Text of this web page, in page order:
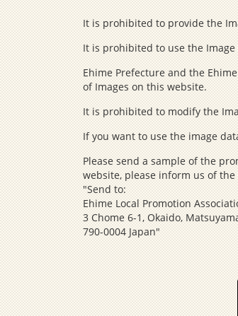
It is prohibited to provide the
It is prohibited to use the
Ehime Prefecture and the
of Images on this website.
It is prohibited to modify the
If you want to use the image
Please send a sample of the
website, please inform us of the
"Send to:
Ehime Local Promotion
3 Chome 6-1, Okaido,
790-0004 Japan"